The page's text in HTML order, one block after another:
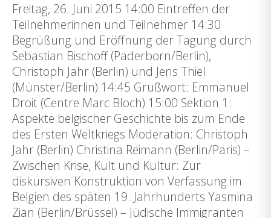
Freitag, 26. Juni 2015 14:00 Eintreffen der
Teilnehmerinnen und Teilnehmer 14:30
Begrüßung und Eröffnung der Tagung durch
Sebastian Bischoff (Paderborn/Berlin),
Christoph Jahr (Berlin) und Jens Thiel
(Münster/Berlin) 14:45 Grußwort: Emmanuel
Droit (Centre Marc Bloch) 15:00 Sektion 1:
Aspekte belgischer Geschichte bis zum Ende
des Ersten Weltkriegs Moderation: Christoph
Jahr (Berlin) Christina Reimann (Berlin/Paris) –
Zwischen Krise, Kult und Kultur: Zur
diskursiven Konstruktion von Verfassung im
Belgien des späten 19. Jahrhunderts Yasmina
Zian (Berlin/Brüssel) – Jüdische Immigranten